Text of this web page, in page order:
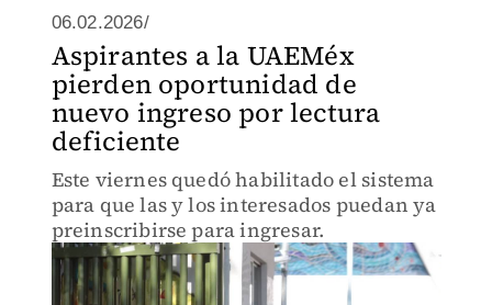
06.02.2026/
Aspirantes a la UAEMéx
pierden oportunidad de
nuevo ingreso por lectura
deficiente
Este viernes quedó habilitado el sistema
para que las y los interesados puedan ya
preinscribirse para ingresar.